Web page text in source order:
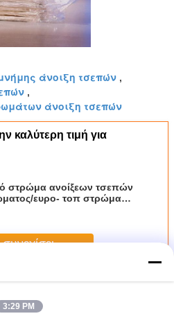
άνοιξη τσεπών ,
,
άνοιξη τσεπών
καλύτερη τιμή για
στρώμα ανοίξεων τσεπών
ευρο- τοπ στρώμα
τσεπών
3:29 PM